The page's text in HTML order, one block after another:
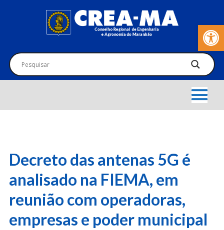
Barra de
Decreto das antenas 5G é
analisado na FIEMA, em
reunião com operadoras,
empresas e poder municipal